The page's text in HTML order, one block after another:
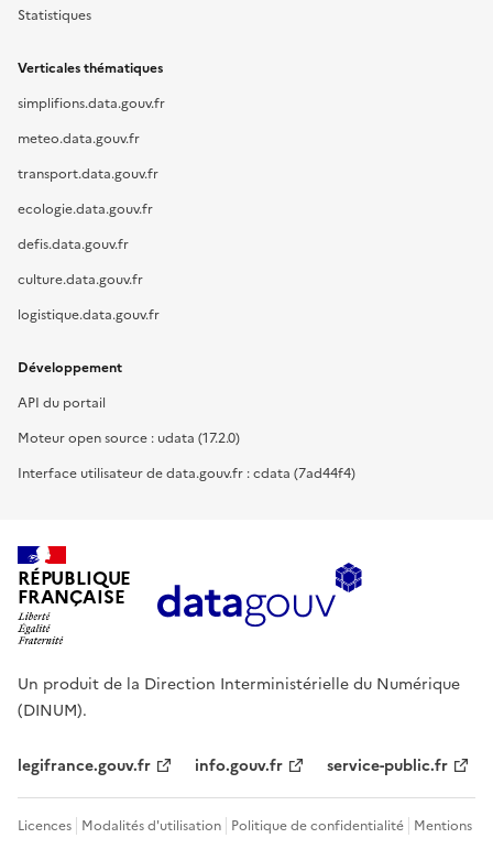
Statistiques
Verticales thématiques
simplifions.data.gouv.fr
meteo.data.gouv.fr
transport.data.gouv.fr
ecologie.data.gouv.fr
defis.data.gouv.fr
culture.data.gouv.fr
logistique.data.gouv.fr
Développement
API du portail
Moteur open source : udata (17.2.0)
Interface utilisateur de data.gouv.fr : cdata (7ad44f4)
RÉPUBLIQUE
FRANÇAISE
Un produit de la Direction Interministérielle du Numérique
(DINUM).
legifrance.gouv.fr info.gouv.fr service-public.fr
Licences Modalités d'utilisation Politique de confidentialité Mentions